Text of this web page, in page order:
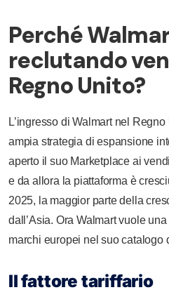
Perché
reclutando
Regno Unito?
L’ingresso di Walmart nel
ampia strategia di espansione
aperto il suo Marketplace ai
e da allora la piattaforma è
2025, la maggior parte della
dall’Asia. Ora Walmart vuole
marchi europei nel suo catalogo
Il fattore tariffario